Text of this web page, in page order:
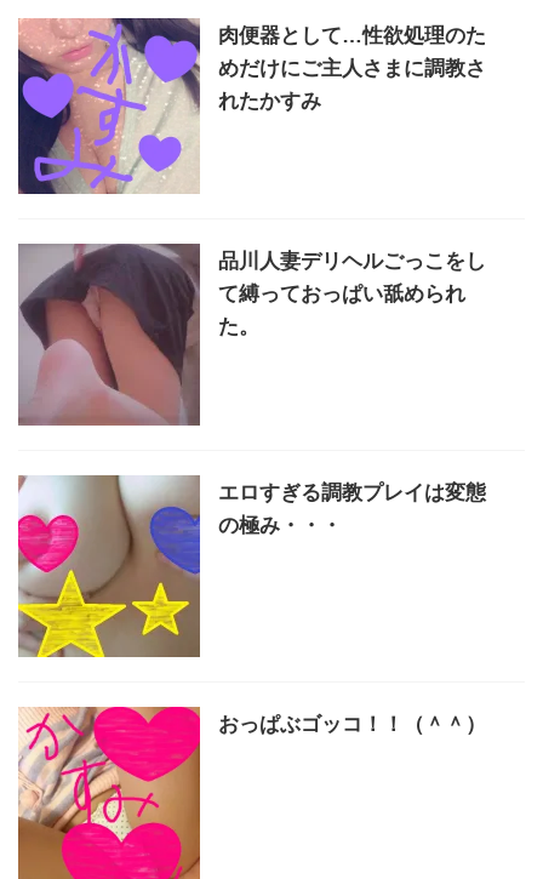
肉便器として…性欲処理のた
めだけにご主人さまに調教さ
れたかすみ
品川人妻デリヘルごっこをし
て縛っておっぱい舐められ
た。
エロすぎる調教プレイは変態
の極み・・・
おっぱぶゴッコ！！（＾＾）